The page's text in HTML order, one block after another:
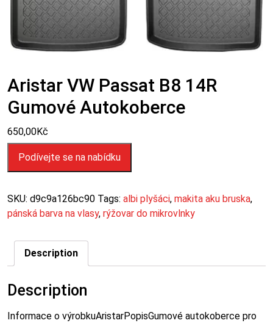
Aristar VW Passat B8 14R
Gumové Autokoberce
650,00Kč
Podívejte se na nabídku
SKU: d9c9a126bc90 Tags: albi plyšáci, makita aku bruska,
pánská barva na vlasy, rýžovar do mikrovlnky
Description
Description
Informace o výrobkuAristarPopisGumové autokoberce pro